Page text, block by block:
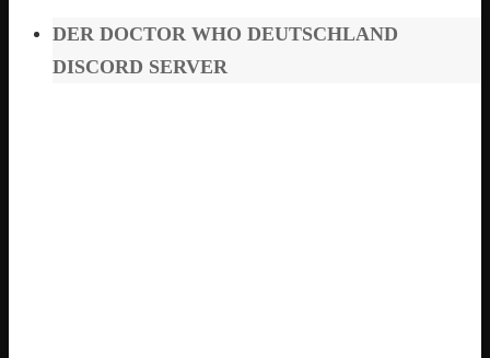
DER DOCTOR WHO DEUTSCHLAND
DISCORD SERVER